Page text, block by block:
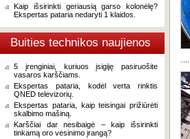
Kaip išsirinkti geriausią garso kolonėlę?
Ekspertas pataria nedaryti 1 klaidos.
Buities technikos naujienos
5 įrenginiai, kuriuos įsigiję pasiruošite
vasaros karščiams.
Ekspertas pataria, kodėl verta rinktis
QNED televizorių.
Ekspertas pataria, kaip teisingai prižiūrėti
skalbimo mašiną.
Karščiai dar nesibaigė – kaip išsirinkti
tinkamą oro vėsinimo įrangą?